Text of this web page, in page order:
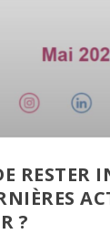
RESTER
?